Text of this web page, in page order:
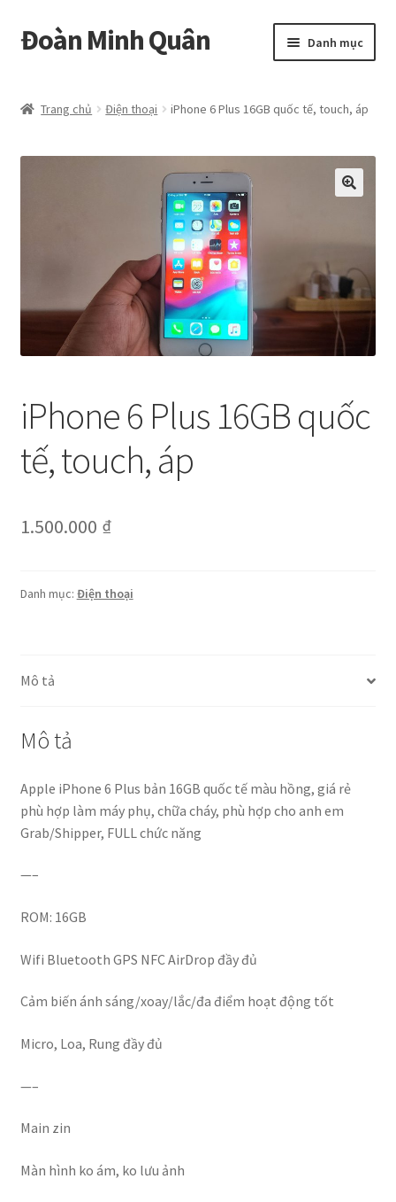
Đi
đến
hướng
Chuyển
đến
dung
Đoàn Minh Quân Danh mục
Album
Mở
menu
Trang chủ Điện thoại iPhone 6 Plus 16GB quốc tế, touch, áp
iPhone 6 Plus 16GB quốc
tế, touch, áp
1.500.000 ₫
Danh mục: Điện thoại
Mô tả
Mô tả
Apple iPhone 6 Plus bản 16GB quốc tế màu hồng, giá rẻ
phù hợp làm máy phụ, chữa cháy, phù hợp cho anh em
Grab/Shipper, FULL chức năng
—–
ROM: 16GB
Wifi Bluetooth GPS NFC AirDrop đầy đủ
Cảm biến ánh sáng/xoay/lắc/đa điểm hoạt động tốt
Micro, Loa, Rung đầy đủ
—–
Main zin
Màn hình ko ám, ko lưu ảnh